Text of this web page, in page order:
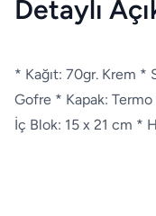
Detaylı
* Kağıt: 70gr. Krem *
Gofre * Kapak:
İç Blok: 15 x 21 cm *